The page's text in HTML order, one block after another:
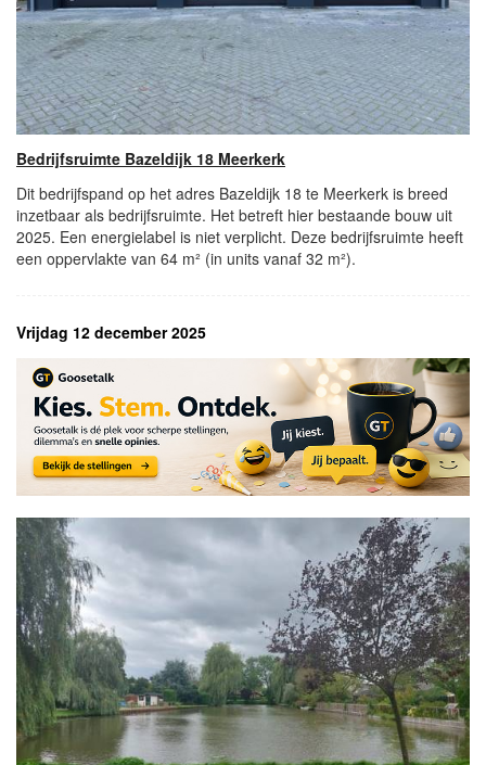
Bedrijfsruimte Bazeldijk 18 Meerkerk
Dit bedrijfspand op het adres Bazeldijk 18 te Meerkerk is breed
inzetbaar als bedrijfsruimte. Het betreft hier bestaande bouw uit
2025. Een energielabel is niet verplicht. Deze bedrijfsruimte heeft
een oppervlakte van 64 m² (in units vanaf 32 m²).
Vrijdag 12 december 2025